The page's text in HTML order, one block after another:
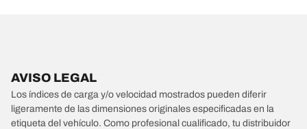
AVISO LEGAL
Los índices de carga y/o velocidad mostrados pueden diferir
ligeramente de las dimensiones originales especificadas en la
etiqueta del vehículo. Como profesional cualificado, tu distribuidor